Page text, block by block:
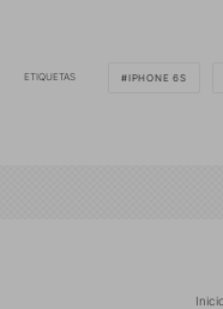
ETIQUETAS IPHONE 6S